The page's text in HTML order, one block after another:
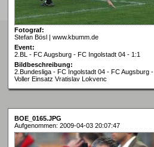
Fotograf:
Stefan Bösl | www.kbumm.de
Event:
2.BL - FC Augsburg - FC Ingolstadt 04 - 1:1
Bildbeschreibung:
2.Bundesliga - FC Ingolstadt 04 - FC Augsburg -
Voller Einsatz Vratislav Lokvenc
BOE_0165.JPG
Aufgenommen: 2009-04-03 20:07:47